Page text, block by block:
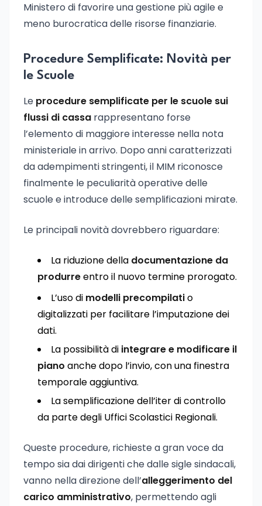
Ministero di favorire una gestione più agile e
meno burocratica delle risorse finanziarie.
Procedure Semplificate: Novità per
le Scuole
Le procedure semplificate per le scuole sui
flussi di cassa rappresentano forse
l’elemento di maggiore interesse nella nota
ministeriale in arrivo. Dopo anni caratterizzati
da adempimenti stringenti, il MIM riconosce
finalmente le peculiarità operative delle
scuole e introduce delle semplificazioni mirate.
Le principali novità dovrebbero riguardare:
La riduzione della documentazione da
produrreentro il nuovo termine prorogato.
L’uso di modelli precompilatio
digitalizzati per facilitare l’imputazione dei
dati.
La possibilità di integrare e modificare il
piano anche dopo l’invio, con una finestra
temporale aggiuntiva.
La semplificazione dell’iter di controllo
da parte degli Uffici Scolastici Regionali.
Queste procedure, richieste a gran voce da
tempo sia dai dirigenti che dalle sigle sindacali,
vanno nella direzione dell’alleggerimento del
carico amministrativo, permettendo agli